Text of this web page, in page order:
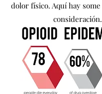
dolor físico. Aquí hay some
consideración.